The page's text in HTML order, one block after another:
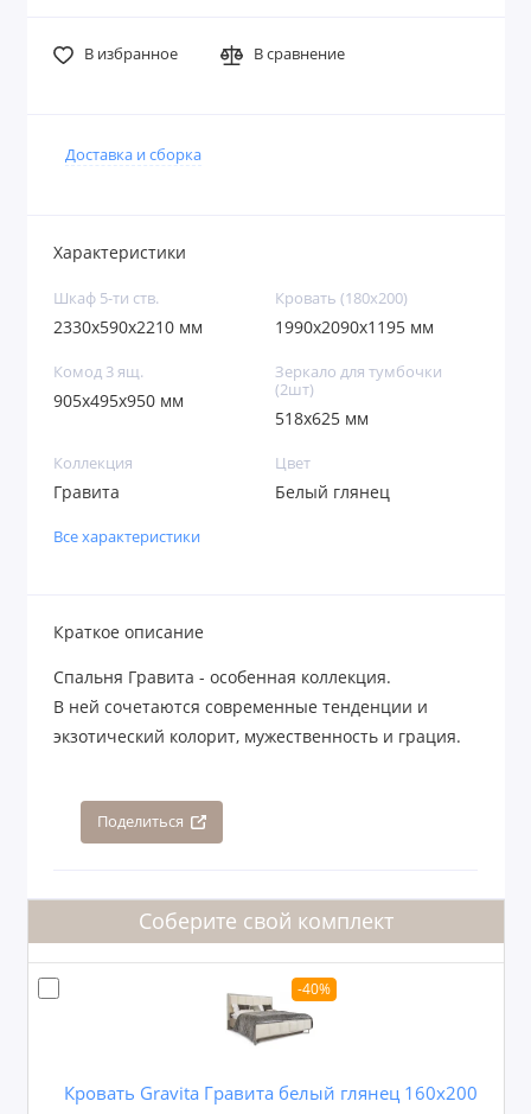
В избранное В сравнение
Доставка и сборка
Характеристики
Шкаф 5-ти ств.
2330x590x2210 мм
Кровать (180х200)
1990x2090x1195 мм
Комод 3 ящ.
905х495х950 мм
Зеркало для тумбочки
(2шт)
518x625 мм
Коллекция
Гравита
Цвет
Белый глянец
Все характеристики
Краткое описание
Спальня Гравита - особенная коллекция.
В ней сочетаются современные тенденции и
экзотический колорит, мужественность и грация.
Поделиться
Соберите свой комплект
-40%
Кровать Gravita Гравита белый глянец 160х200